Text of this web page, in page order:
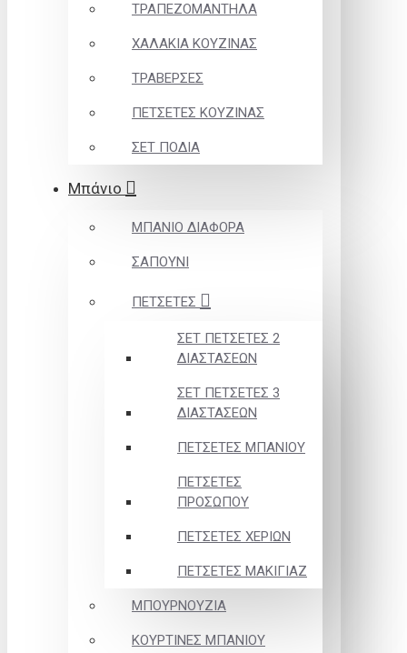
ΤΡΑΠΕΖΟΜΑΝΤΗΛΑ
ΧΑΛΑΚΙΑ ΚΟΥΖΙΝΑΣ
ΤΡΑΒΕΡΣΕΣ
ΠΕΤΣΕΤΕΣ ΚΟΥΖΙΝΑΣ
ΣΕΤ ΠΟΔΙΑ
Μπάνιο
ΜΠΑΝΙΟ ΔΙΑΦΟΡΑ
ΣΑΠΟΥΝΙ
ΠΕΤΣΕΤΕΣ
ΣΕΤ ΠΕΤΣΕΤΕΣ 2
ΔΙΑΣΤΑΣΕΩΝ
ΣΕΤ ΠΕΤΣΕΤΕΣ 3
ΔΙΑΣΤΑΣΕΩΝ
ΠΕΤΣΕΤΕΣ ΜΠΑΝΙΟΥ
ΠΕΤΣΕΤΕΣ
ΠΡΟΣΩΠΟΥ
ΠΕΤΣΕΤΕΣ ΧΕΡΙΩΝ
ΠΕΤΣΕΤΕΣ ΜΑΚΙΓΙΑΖ
ΜΠΟΥΡΝΟΥΖΙΑ
ΚΟΥΡΤΙΝΕΣ ΜΠΑΝΙΟΥ